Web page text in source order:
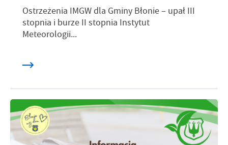
Ostrzeżenia IMGW dla Gminy Błonie – upał III
stopnia i burze II stopnia Instytut
Meteorologii...